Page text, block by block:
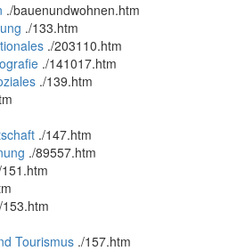
./bauenundwohnen.htm
./133.htm
./203110.htm
./141017.htm
./139.htm
./147.htm
./89557.htm
/153.htm
Tourismus ./157.htm